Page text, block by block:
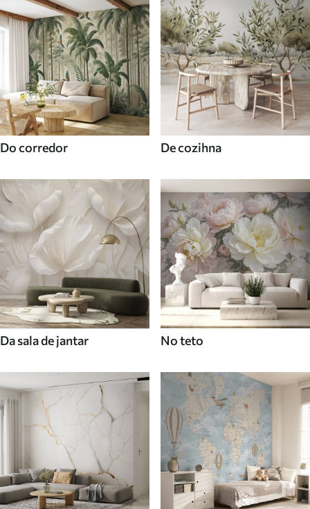
Do corredor De cozihna
Da sala de jantar No teto